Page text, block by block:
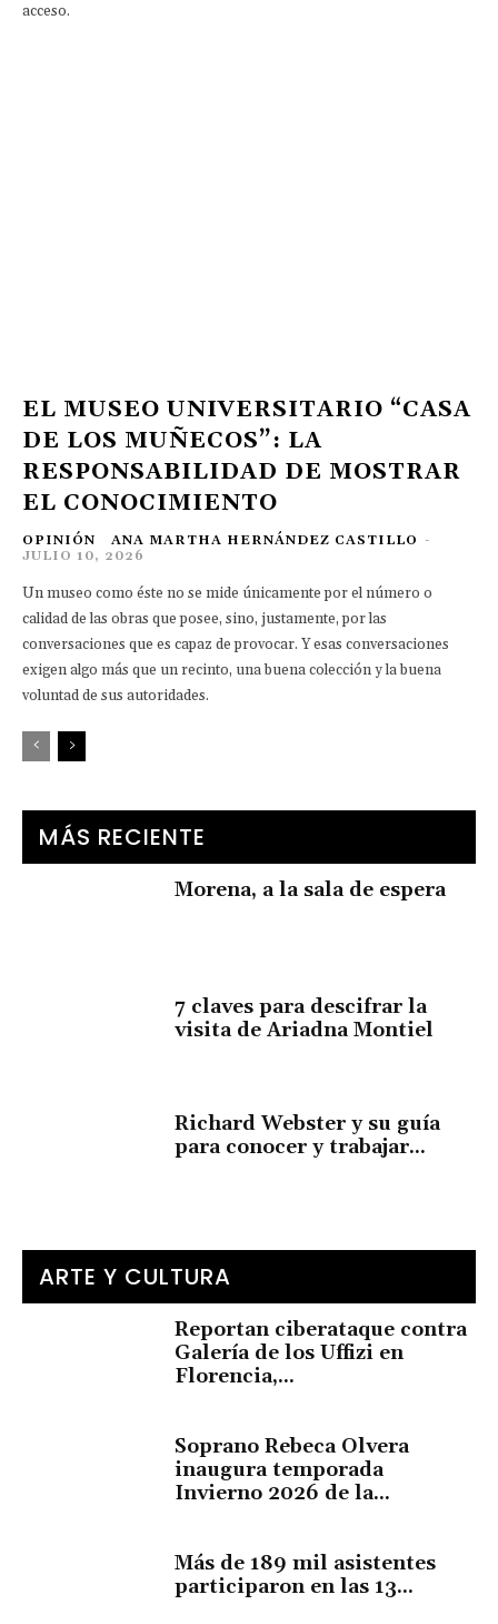
acceso.
EL MUSEO UNIVERSITARIO “CASA
DE LOS MUÑECOS”: LA
RESPONSABILIDAD DE MOSTRAR
EL CONOCIMIENTO
OPINIÓN ANA MARTHA HERNÁNDEZ CASTILLO -
JULIO 10, 2026
Un museo como éste no se mide únicamente por el número o
calidad de las obras que posee, sino, justamente, por las
conversaciones que es capaz de provocar. Y esas conversaciones
exigen algo más que un recinto, una buena colección y la buena
voluntad de sus autoridades.
MÁS RECIENTE
Morena, a la sala de espera
7 claves para descifrar la
visita de Ariadna Montiel
Richard Webster y su guía
para conocer y trabajar...
ARTE Y CULTURA
Reportan ciberataque contra
Galería de los Uffizi en
Florencia,...
Soprano Rebeca Olvera
inaugura temporada
Invierno 2026 de la...
Más de 189 mil asistentes
participaron en las 13...